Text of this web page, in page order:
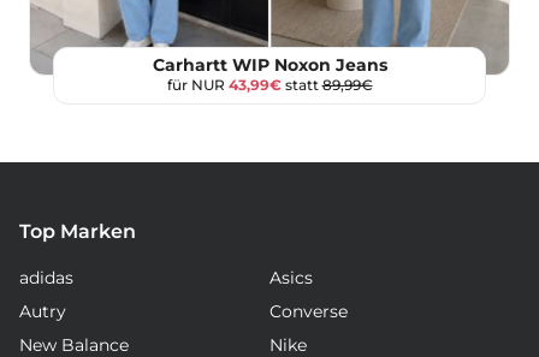
Carhartt WIP Noxon Jeans
für NUR 43,99€statt89,99€
Top Marken
adidas
Asics
Autry
Converse
New Balance
Nike